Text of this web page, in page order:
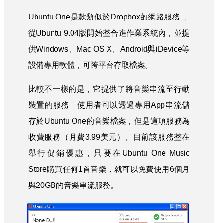
Ubuntu One是款類似於Dropbox的網路服務 ，
從Ubuntu 9.04版開始整合進作業系統內，並提
供Windows、Mac OS X、Android與iDevice等
設備專用軟體，可跨平台存取檔案。
比較不一樣的是，它提供了將音樂串流至行動
裝置的服務，使用者可以透過專用App串流儲
存於Ubuntu One的音樂檔案，但是這項服務為
收費服務（月費3.99美元）。目前該服務整在
舉行促銷優惠，只要在Ubuntu One Music
Store購買任何1首音樂，就可以免費使用6個月
與20GB的音樂串流服務。